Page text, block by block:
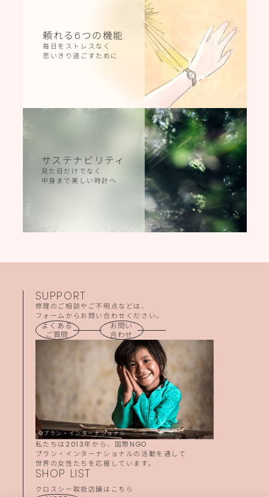
頼れる 6つの機能
毎日をストレスなく
思いきり過ごすために
サステナビリティ
見た目だけでなく
中身まで美しい時計へ
SUPPORT
修理のご相談やご不明点などは、
フォームからお問い合わせください。
よくある
ご質問
お問い
合わせ
©プラン・インターナショナル
私たちは2013年から、国際NGO
プラン・インターナショナルの活動を通して
世界の女性たちを応援しています。
SHOP LIST
クロスシー取扱店舗はこちら